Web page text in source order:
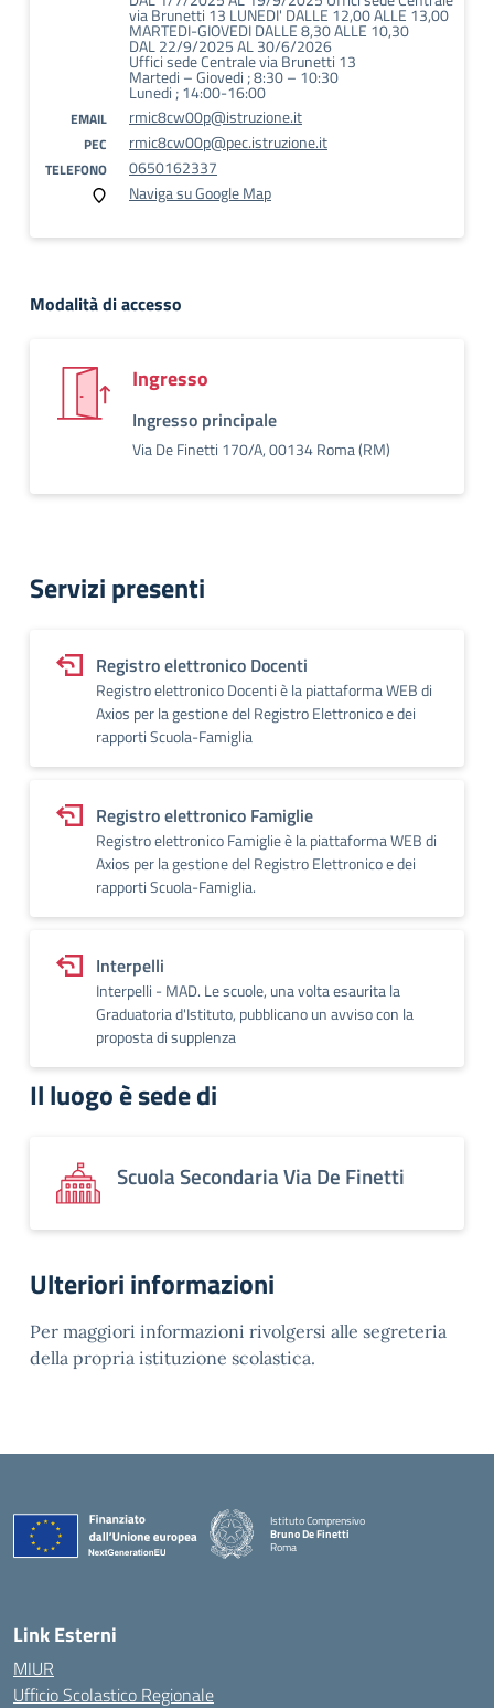
via Brunetti 13 LUNEDI' DALLE 12,00 ALLE 13,00
MARTEDI-GIOVEDI DALLE 8,30 ALLE 10,30
DAL 22/9/2025 AL 30/6/2026
Uffici sede Centrale via Brunetti 13
Martedi – Giovedi ; 8:30 – 10:30
Lunedi ; 14:00-16:00
EMAIL rmic8cw00p@istruzione.it
PEC rmic8cw00p@pec.istruzione.it
TELEFONO
0650162337
Naviga su Google Map
Modalità di accesso
Ingresso
Ingresso principale
Via De Finetti 170/A, 00134 Roma (RM)
Servizi presenti
Registro elettronico Docenti
Registro elettronico Docenti è la piattaforma WEB di
Axios per la gestione del Registro Elettronico e dei
rapporti Scuola-Famiglia
Registro elettronico Famiglie
Registro elettronico Famiglie è la piattaforma WEB di
Axios per la gestione del Registro Elettronico e dei
rapporti Scuola-Famiglia.
Interpelli
Interpelli - MAD. Le scuole, una volta esaurita la
Graduatoria d'Istituto, pubblicano un avviso con la
proposta di supplenza
Il luogo è sede di
Scuola Secondaria Via De Finetti
Ulteriori informazioni
Per maggiori informazioni rivolgersi alle segreteria
della propria istituzione scolastica.
Istituto Comprensivo
Bruno De Finetti
Roma
Link Esterni
MIUR
Ufficio Scolastico Regionale